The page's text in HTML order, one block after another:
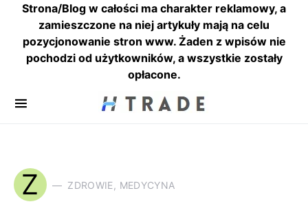
Strona/Blog w całości ma charakter reklamowy, a
zamieszczone na niej artykuły mają na celu
pozycjonowanie stron www. Żaden z wpisów nie
pochodzi od użytkowników, a wszystkie zostały
opłacone.
Z ZDROWIE, MEDYCYNA